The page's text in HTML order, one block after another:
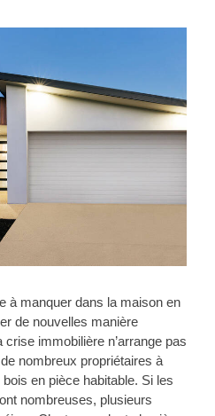
à manquer dans la maison en
de nouvelles manière
crise immobilière n’arrange pas
nombreux propriétaires à
en pièce habitable. Si les
nombreuses, plusieurs